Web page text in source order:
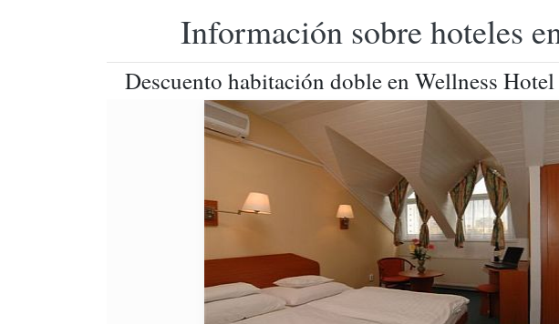
Información sobre hoteles
Descuento habitación doble en Wellness